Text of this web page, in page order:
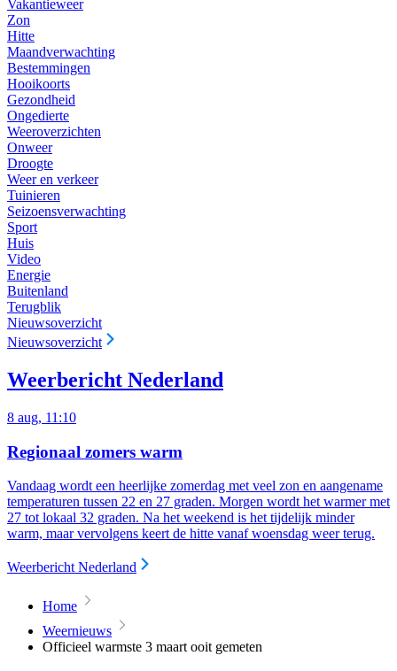
Vakantieweer
Zon
Hitte
Maandverwachting
Bestemmingen
Hooikoorts
Gezondheid
Ongedierte
Weeroverzichten
Onweer
Droogte
Weer en verkeer
Tuinieren
Seizoensverwachting
Sport
Huis
Video
Energie
Buitenland
Terugblik
Nieuwsoverzicht
Nieuwsoverzicht
Weerbericht Nederland
8 aug, 11:10
Regionaal zomers warm
Vandaag wordt een heerlijke zomerdag met veel zon en aangename
temperaturen tussen 22 en 27 graden. Morgen wordt het warmer met
27 tot lokaal 32 graden. Na het weekend is het tijdelijk minder
warm, maar vervolgens keert de hitte vanaf woensdag weer terug.
Weerbericht Nederland
Home
Weernieuws
Officieel warmste 3 maart ooit gemeten